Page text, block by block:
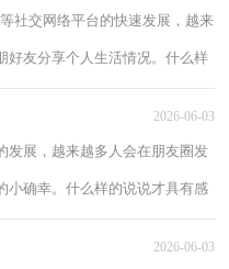
社交网络平台的快速发展，越来
好友分享个人生活情况。什么样
2026-06-03
发展，越来越多人会在朋友圈发
小确幸。什么样的说说才具有感
2026-06-03